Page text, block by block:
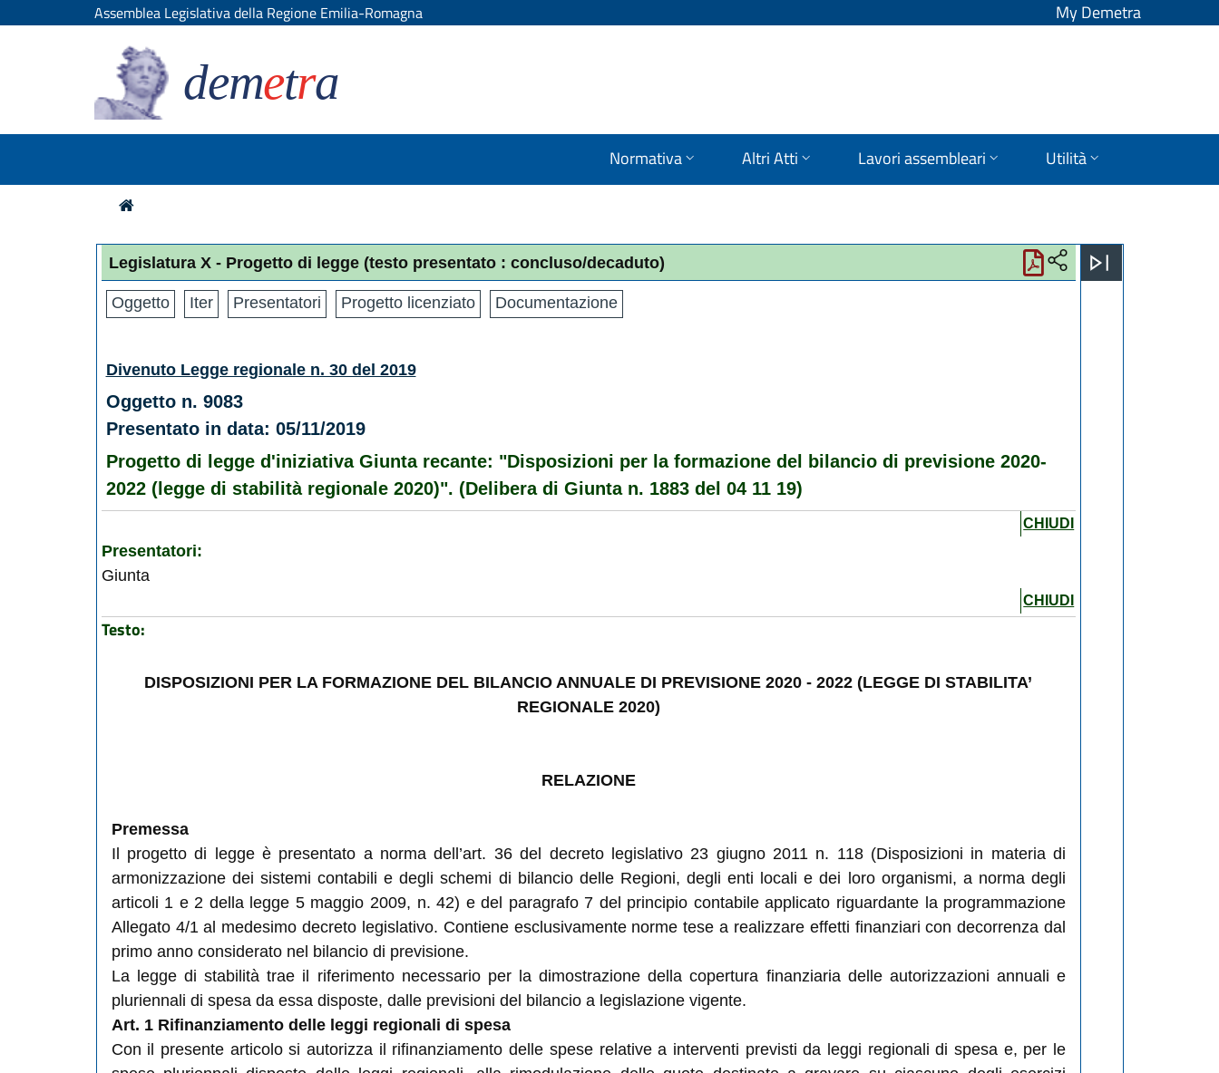
Assemblea Legislativa della Regione Emilia-Romagna My Demetra
demetra
Normativa Altri Atti Lavori assembleari Utilità
Legislatura X - Progetto di legge (testo presentato : concluso/decaduto)
Oggetto Iter Presentatori Progetto licenziato Documentazione
Divenuto Legge regionale n. 30 del 2019
Oggetto n. 9083
Presentato in data: 05/11/2019
Progetto di legge d'iniziativa Giunta recante: "Disposizioni per la formazione del bilancio di previsione 2020-
2022 (legge di stabilità regionale 2020)". (Delibera di Giunta n. 1883 del 04 11 19)
CHIUDI
Presentatori:
Giunta
CHIUDI
Testo:
DISPOSIZIONI PER LA FORMAZIONE DEL BILANCIO ANNUALE DI PREVISIONE 2020 - 2022 (LEGGE DI STABILITA’
REGIONALE 2020)
RELAZIONE
Premessa
Il progetto di legge è presentato a norma dell’art. 36 del decreto legislativo 23 giugno 2011 n. 118 (Disposizioni in materia di
armonizzazione dei sistemi contabili e degli schemi di bilancio delle Regioni, degli enti locali e dei loro organismi, a norma degli
articoli 1 e 2 della legge 5 maggio 2009, n. 42) e del paragrafo 7 del principio contabile applicato riguardante la programmazione
Allegato 4/1 al medesimo decreto legislativo. Contiene esclusivamente norme tese a realizzare effetti finanziari con decorrenza dal
primo anno considerato nel bilancio di previsione.
La legge di stabilità trae il riferimento necessario per la dimostrazione della copertura finanziaria delle autorizzazioni annuali e
pluriennali di spesa da essa disposte, dalle previsioni del bilancio a legislazione vigente.
Art. 1 Rifinanziamento delle leggi regionali di spesa
Con il presente articolo si autorizza il rifinanziamento delle spese relative a interventi previsti da leggi regionali di spesa e, per le